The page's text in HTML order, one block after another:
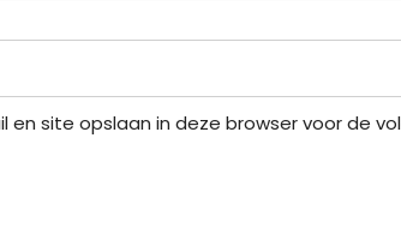
en site opslaan in deze browser voor de